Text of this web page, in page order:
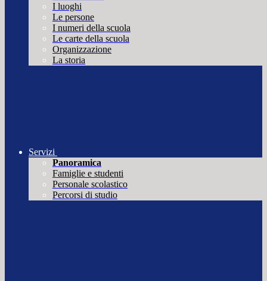
I luoghi
Le persone
I numeri della scuola
Le carte della scuola
Organizzazione
La storia
Servizi
Panoramica
Famiglie e studenti
Personale scolastico
Percorsi di studio